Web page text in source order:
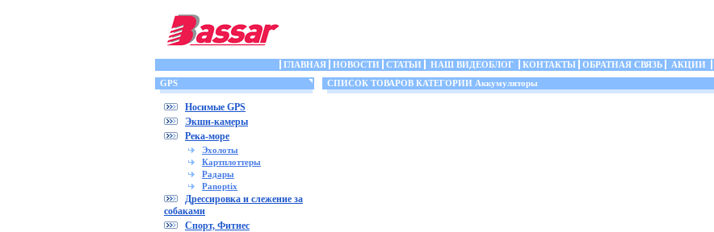
ГЛАВНАЯ НОВОСТИ СТАТЬИ НАШ ВИДЕОБЛОГ КОНТАКТЫ ОБРАТНАЯ СВЯЗЬ АКЦИИ
GPS
Носимые GPS
Экшн-камеры
Река-море
Эхолоты
Картплоттеры
Радары
Panoptix
Дрессировка и слежение за
собаками
Спорт, Фитнес
СПИСОК ТОВАРОВ КАТЕГОРИИ Аккумуляторы